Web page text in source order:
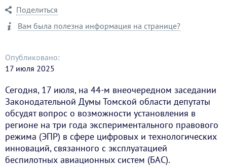
Поделиться
Вам была полезна информация на странице?
Опубликовано:
17 июля 2025
Сегодня, 17 июля, на 44-м внеочередном заседании
Законодательной Думы Томской области депутаты
обсудят вопрос о возможности установления в
регионе на три года экспериментального правового
режима (ЭПР) в сфере цифровых и технологических
инноваций, связанного с эксплуатацией
беспилотных авиационных систем (БАС).